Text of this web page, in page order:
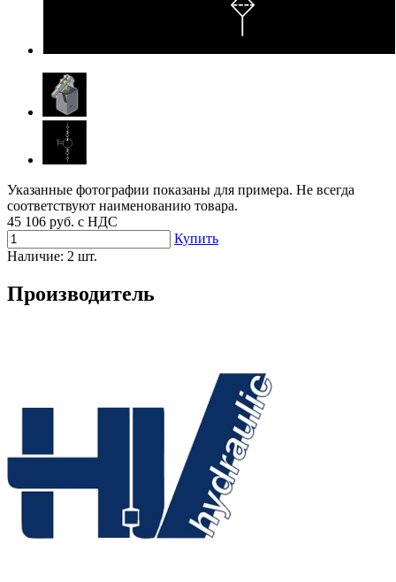
Указанные фотографии показаны для примера. Не всегда
соответствуют наименованию товара.
45 106 руб. с НДС
Купить
Наличие: 2 шт.
Производитель